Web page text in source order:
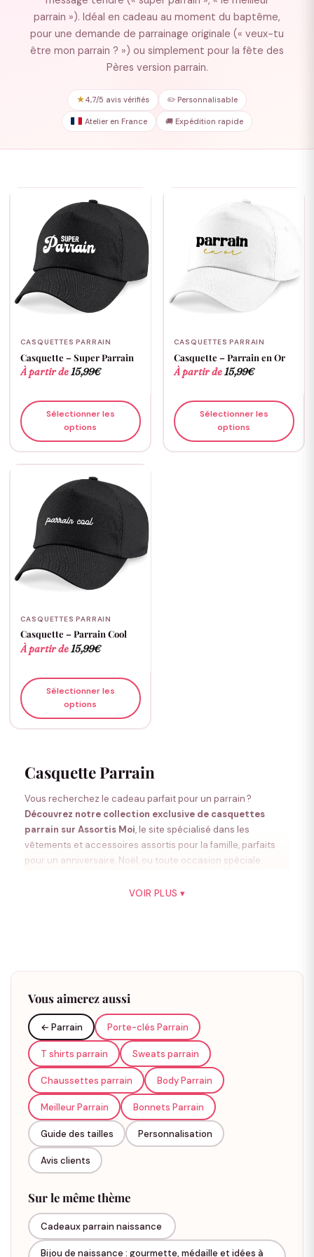
parrain »). Idéal en cadeau au moment du baptême,
pour une demande de parrainage originale (« veux-tu
être mon parrain ? ») ou simplement pour la fête des
Pères version parrain.
★4,7/5 avis vérifiés ✏️ Personnalisable
Atelier en France 🚚 Expédition rapide
CASQUETTES PARRAIN
Casquette – Super Parrain
À partir de15,99€
Sélectionner les
options
CASQUETTES PARRAIN
Casquette – Parrain en Or
À partir de15,99€
Sélectionner les
options
CASQUETTES PARRAIN
Casquette – Parrain Cool
À partir de 15,99€
Sélectionner les
options
Casquette Parrain
Vous recherchez le cadeau parfait pour un parrain ?
Découvrez notre collection exclusive de casquettes
parrain sur Assortis Moi, le site spécialisé dans les
vêtements et accessoires assortis pour la famille, parfaits
pour un anniversaire, Noël, ou toute occasion spéciale.
casquettes parrain sont conçues pour allier style,
Pourquoi offrir une casquette parrain ?
Offrir unecasquette parrainest bien plus qu’un simple
cadeau :
Un symbole de lien uniqueentre le parrain et son
filleul/filleule
Un accessoire utile et tendance à porter au quotidien
Un cadeau quimarque les esprits lors d’un anniversaire,
Noël ou un baptême
Une idée originale qui se démarque des mugs ou cadres
Nos modèles de casquettes parrain
VOIR PLUS ▾
Vous aimerez aussi
← Parrain Porte-clés Parrain
T shirts parrain Sweats parrain
Chaussettes parrain Body Parrain
Meilleur Parrain Bonnets Parrain
Guide des tailles Personnalisation
Avis clients
Sur le même thème
Cadeaux parrain naissance
Bijou de naissance : gourmette, médaille et idées à